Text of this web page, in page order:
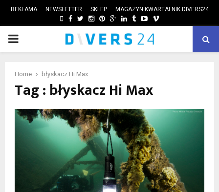
REKLAMA NEWSLETTER SKLEP MAGAZYN KWARTALNIK DIVERS24
FACEBOOK
TWITTER
INSTAGRAM
PINTEREST
GOOGLE
LINKEDIN
TUMBLRYOUTUBE
VIMEO
PRIMARY
Home błyskacz Hi Max
Tag : błyskacz Hi Max